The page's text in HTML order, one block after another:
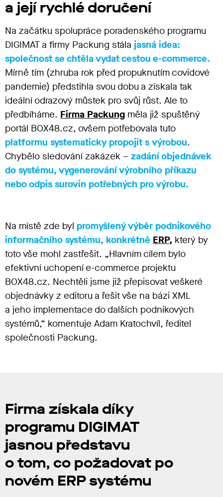
a její rychlé doručení
Na začátku spolupráce poradenského programu
DIGIMAT a firmy Packung stála jasná idea:
společnost se chtěla vydat cestou e-commerce.
Mírně tím (zhruba rok před propuknutím covidové
pandemie) předstihla svou dobu a získala tak
ideální odrazový můstek pro svůj růst. Ale to
předbíháme. Firma Packung měla již spuštěný
portál BOX48.cz, ovšem potřebovala tuto
platformu systematicky propojit s výrobou.
Chybělo sledování zakázek – zadání objednávek
do systému, vygenerování výrobního příkazu
nebo odpis surovin potřebných pro výrobu.
Na místě zde byl promyšlený výběr podnikového
informačního systému, konkrétně ERP, který by
toto vše mohl zastřešit. „Hlavním cílem bylo
efektivní uchopení e-commerce projektu
BOX48.cz. Nechtěli jsme již přepisovat veškeré
objednávky z editoru a řešit vše na bázi XML
a jeho implementace do dalších podnikových
systémů,“ komentuje Adam Kratochvíl, ředitel
společnosti Packung.
Firma získala díky
programu DIGIMAT
jasnou představu
o tom, co požadovat po
novém ERP systému